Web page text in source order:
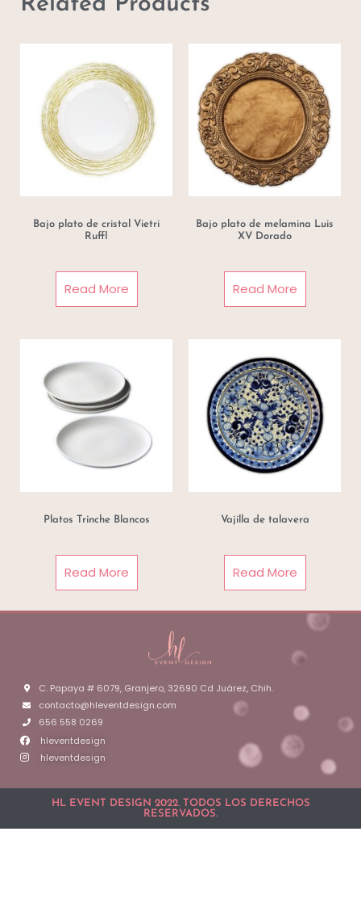
Bajo plato de cristal Vietri
Ruffl
Read More
Bajo plato de melamina Luis
XV Dorado
Read More
Platos Trinche Blancos
Read More
Vajilla de talavera
Read More
C. Papaya # 6079, Granjero, 32690 Cd Juárez, Chih.
contacto@hleventdesign.com
656 558 0269
hleventdesign
hleventdesign
HL EVENT DESIGN 2022. TODOS LOS DERECHOS
RESERVADOS.